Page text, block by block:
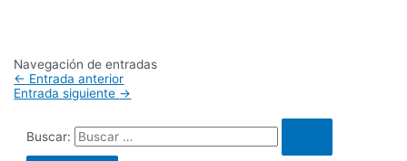
Navegación de entradas
← Entrada anterior
Entrada siguiente →
Buscar: